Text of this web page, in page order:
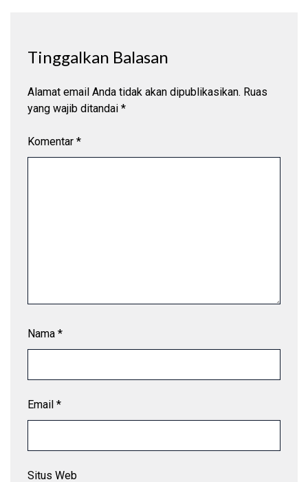
Tinggalkan Balasan
Alamat email Anda tidak akan dipublikasikan. Ruas
yang wajib ditandai *
Komentar *
Nama *
Email *
Situs Web